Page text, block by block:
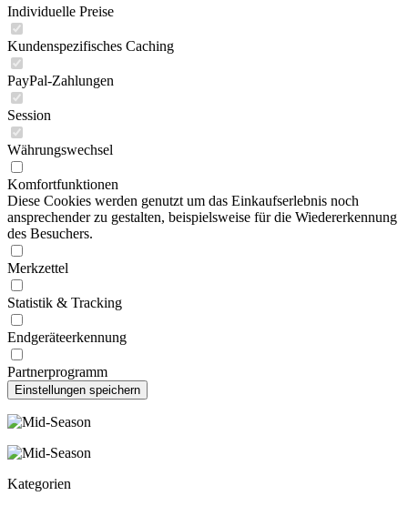
Individuelle Preise
Kundenspezifisches Caching
PayPal-Zahlungen
Session
Währungswechsel
Komfortfunktionen
Diese Cookies werden genutzt um das Einkaufserlebnis noch
ansprechender zu gestalten, beispielsweise für die Wiedererkennung
des Besuchers.
Merkzettel
Statistik & Tracking
Endgeräteerkennung
Partnerprogramm
Kategorien